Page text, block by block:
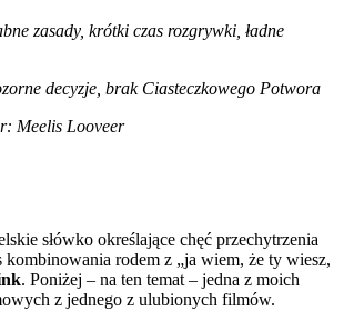
zasady, krótki czas rozgrywki, ładne
decyzje, brak Ciasteczkowego Potwora
Meelis Looveer
słówko określające chęć przechytrzenia
kombinowania rodem z „ja wiem, że ty wiesz,
. Poniżej – na ten temat – jedna z moich
z jednego z ulubionych filmów.